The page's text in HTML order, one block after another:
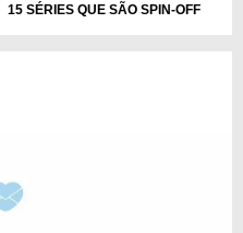
15 SÉRIES QUE SÃO SPIN-OFF